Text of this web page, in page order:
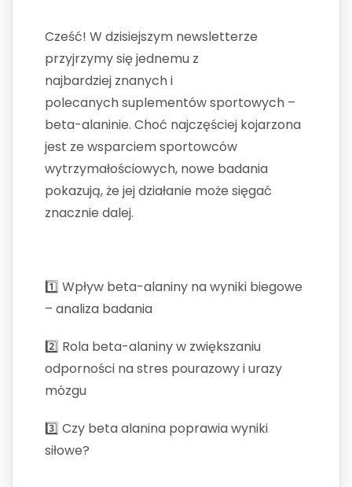
Cześć! W dzisiejszym newsletterze
przyjrzymy się jednemu z
najbardziej znanych i
polecanych suplementów sportowych –
beta-alaninie. Choć najczęściej kojarzona
jest ze wsparciem sportowców
wytrzymałościowych, nowe badania
pokazują, że jej działanie może sięgać
znacznie dalej.
1️⃣ Wpływ beta-alaniny na wyniki biegowe
– analiza badania
2️⃣ Rola beta-alaniny w zwiększaniu
odporności na stres pourazowy i urazy
mózgu
3️⃣ Czy beta alanina poprawia wyniki
siłowe?